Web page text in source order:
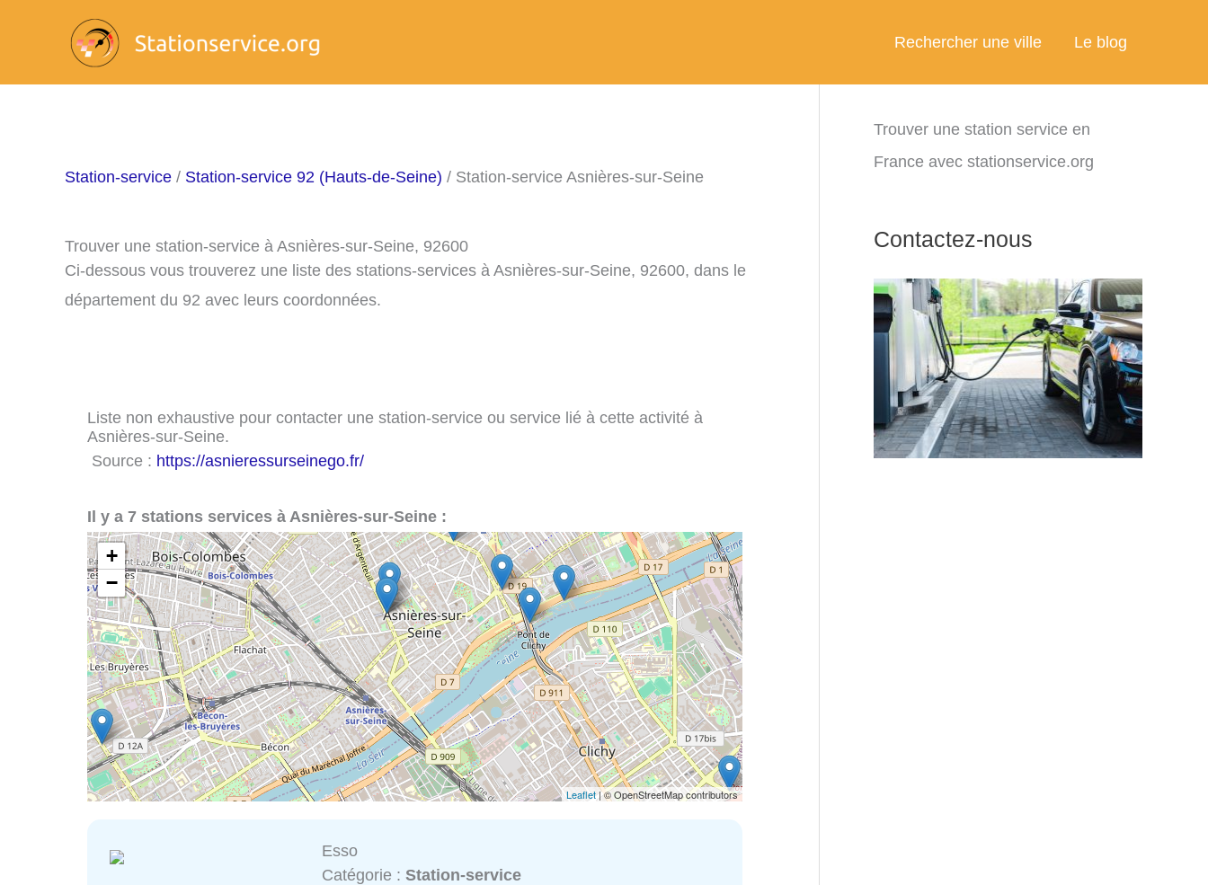
Rechercher une ville Le blog
Station-service / Station-service 92 (Hauts-de-Seine) / Station-service Asnières-sur-Seine
Trouver une station-service à Asnières-sur-Seine, 92600
Ci-dessous vous trouverez une liste des stations-services à Asnières-sur-Seine, 92600, dans le
département du 92 avec leurs coordonnées.
Liste non exhaustive pour contacter une station-service ou service lié à cette activité à
Asnières-sur-Seine.
Source : https://asnieressurseinego.fr/
Il y a 7 stations services à Asnières-sur-Seine :
+
−
Leaflet| © OpenStreetMap contributors
Esso
Catégorie :Station-service
Trouver une station service en
France avec stationservice.org
Contactez-nous